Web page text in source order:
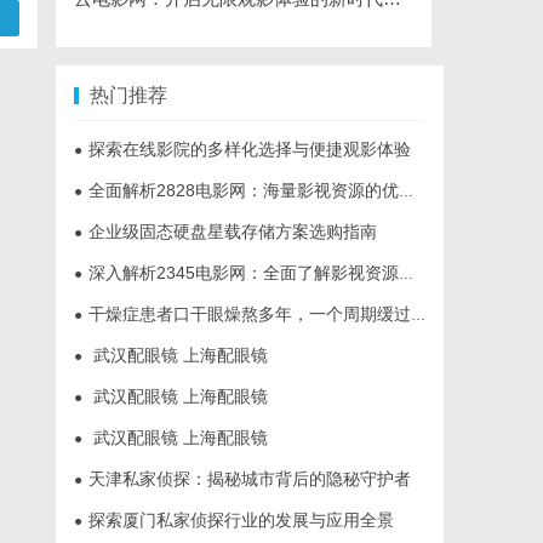
热门推荐
● 探索在线影院的多样化选择与便捷观影体验
● 全面解析2828电影网：海量影视资源的优质观看平台
● 企业级固态硬盘星载存储方案选购指南
● 深入解析2345电影网：全面了解影视资源平台的优势与特色
● 干燥症患者口干眼燥熬多年，一个周期缓过来？老中医：一张辨证方对症，身体找回津液
● 武汉配眼镜 上海配眼镜
● 武汉配眼镜 上海配眼镜
● 武汉配眼镜 上海配眼镜
● 天津私家侦探：揭秘城市背后的隐秘守护者
● 探索厦门私家侦探行业的发展与应用全景